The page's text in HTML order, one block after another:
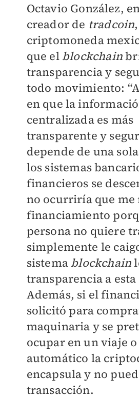
Octavio González,
creador de tradcoin
criptomoneda
que el blockchain
transparencia y
todo movimiento:
en que la
centralizada es más
transparente y
depende de una
los sistemas
financieros se
no ocurriría que me
financiamiento
persona no quiere
simplemente le
sistema blockchain
transparencia a
Además, si el
solicitó para
maquinaria y se
ocupar en un viaje
automático la
encapsula y no
transacción.